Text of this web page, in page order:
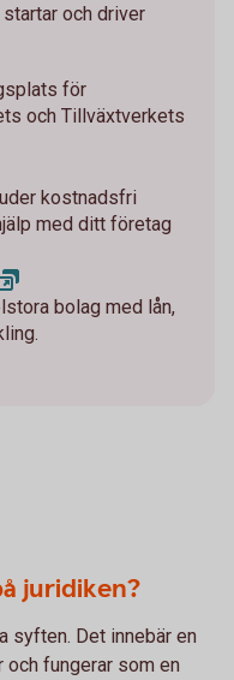
och driver
för
och Tillväxtverkets
kostnadsfri
med ditt företag
bolag med lån,
juridiken?
syften. Det innebär en
fungerar som en